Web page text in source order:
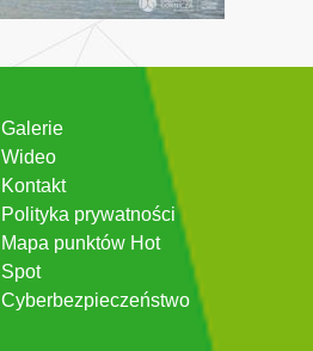
Galerie
Wideo
Kontakt
Polityka prywatności
Mapa punktów Hot
Spot
Cyberbezpieczeństwo